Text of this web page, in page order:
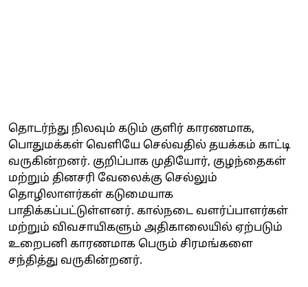
தொடர்ந்து நிலவும் கடும் குளிர் காரணமாக,
பொதுமக்கள் வெளியே செல்வதில் தயக்கம் காட்டி
வருகின்றனர். குறிப்பாக முதியோர், குழந்தைகள்
மற்றும் தினசரி வேலைக்கு செல்லும்
தொழிலாளர்கள் கடுமையாக
பாதிக்கப்பட்டுள்ளனர். கால்நடை வளர்ப்பாளர்கள்
மற்றும் விவசாயிகளும் அதிகாலையில் ஏற்படும்
உறைபனி காரணமாக பெரும் சிரமங்களை
சந்தித்து வருகின்றனர்.